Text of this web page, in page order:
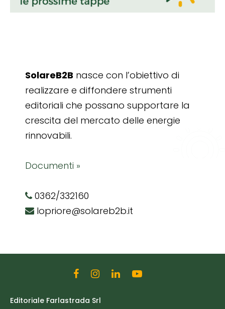
SolareB2B nasce con l’obiettivo di
realizzare e diffondere strumenti
editoriali che possano supportare la
crescita del mercato delle energie
rinnovabili.
Documenti »
0362/332160
lopriore@solareb2b.it
Editoriale Farlastrada Srl